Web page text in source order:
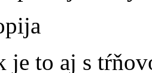
je to aj s